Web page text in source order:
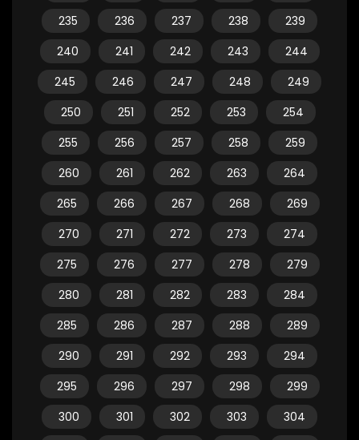
235
236 237 238
239
240
241 242 243
244
245
246 247 248
249
250
251 252 253
254
255
256 257 258
259
260
261 262 263
264
265
266 267 268
269
270
271 272 273
274
275
276 277 278
279
280
281 282 283
284
285
286 287 288
289
290
291 292 293
294
295
296 297 298
299
300
301 302 303
304